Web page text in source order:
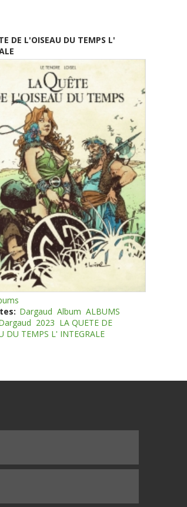
DE L'OISEAU DU TEMPS L'
Dargaud Album ALBUMS
2023 LA QUETE DE
DU TEMPS L' INTEGRALE